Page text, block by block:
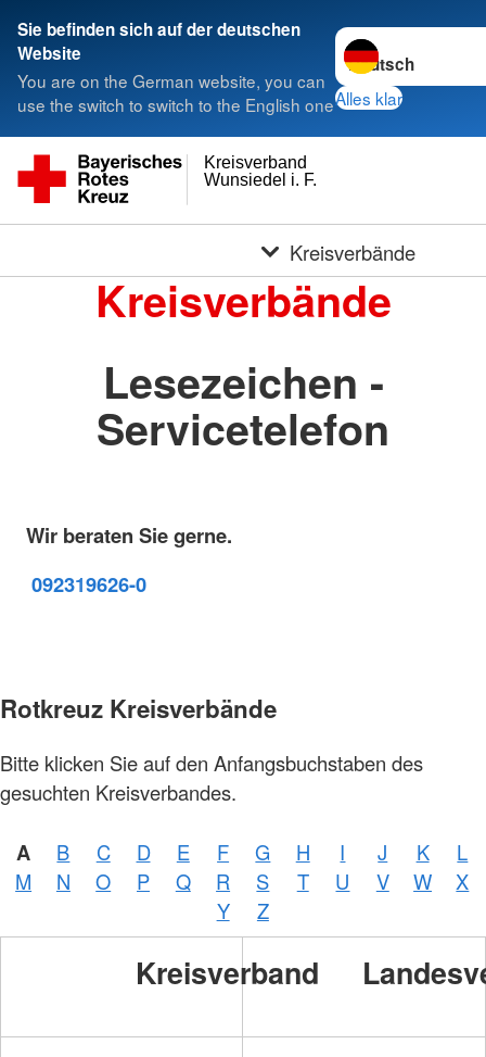
Sie befinden sich auf der deutschen
Website
You are on the German website, you can
use the switch to switch to the English one
Sprache wechseln
Alles klar
Wunsiedel i. F.
Kreisverband
Kreisverbände
Kreisverbände
Lesezeichen -
Servicetelefon
Wir beraten Sie gerne.
092319626-0
Rotkreuz Kreisverbände
Bitte klicken Sie auf den Anfangsbuchstaben des
gesuchten Kreisverbandes.
A B C D E F G H I J K
L
M
N O P Q R S T U V W
X
Y
Z
Kreisverband